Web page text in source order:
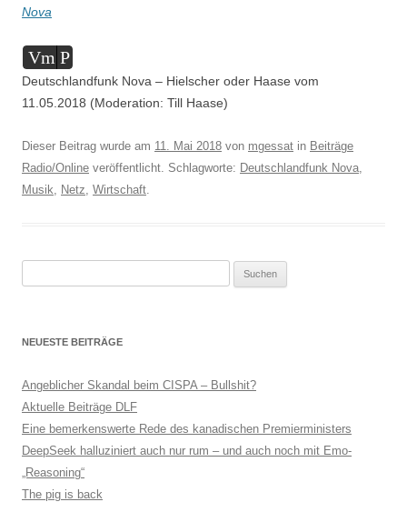
Nova
Audio-
Player
Vm P
Deutschlandfunk Nova – Hielscher oder Haase vom
11.05.2018 (Moderation: Till Haase)
Dieser Beitrag wurde am 11. Mai 2018 von mgessat in Beiträge
Radio/Online veröffentlicht. Schlagworte: Deutschlandfunk Nova
Musik
Netz Wirtschaft
NEUESTE BEITRÄGE
Angeblicher Skandal beim CISPA – Bullshit?
Aktuelle Beiträge DLF
Eine bemerkenswerte Rede des kanadischen Premierministers
DeepSeek halluziniert auch nur rum – und auch noch mit Emo-
„Reasoning“
The pig is back